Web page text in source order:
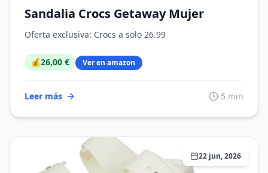
Sandalia Crocs Getaway Mujer
Oferta exclusiva: Crocs a solo 26.99
💰26,00 € Ver en amazon
Leer más 5 min
22 jun, 2026